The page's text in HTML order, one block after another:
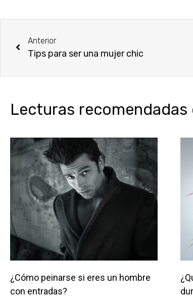
Anterior
Tips para ser una mujer chic
Lecturas recomendadas
¿Cómo peinarse si eres un hombre
con entradas?